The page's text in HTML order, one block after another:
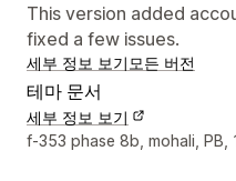
This version added
fixed a few issues.
세부 정보 보기 모든 버전
테마 문서
세부 정보 보기
디자이너 연락처 세부 정보
f-353 phase 8b, mohali, PB,